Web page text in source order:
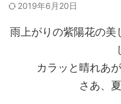
2019年6月20日
雨上がりの紫陽花の美
カラッと晴れあ
さあ、